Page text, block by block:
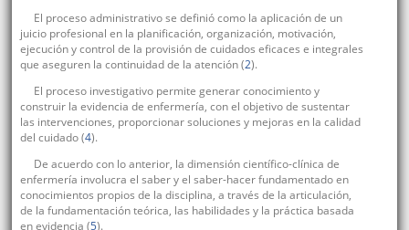
El proceso administrativo se definió como la aplicación de un
juicio profesional en la planificación, organización, motivación,
ejecución y control de la provisión de cuidados eficaces e integrales
que aseguren la continuidad de la atención (2).
El proceso investigativo permite generar conocimiento y
construir la evidencia de enfermería, con el objetivo de sustentar
las intervenciones, proporcionar soluciones y mejoras en la calidad
del cuidado (4).
De acuerdo con lo anterior, la dimensión científico-clínica de
enfermería involucra el saber y el saber-hacer fundamentado en
conocimientos propios de la disciplina, a través de la articulación,
de la fundamentación teórica, las habilidades y la práctica basada
en evidencia (5).